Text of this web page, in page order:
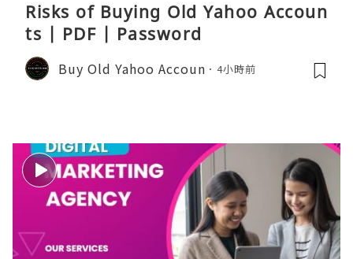
Risks of Buying Old Yahoo Accoun
ts | PDF | Password
Buy Old Yahoo Accoun 4小時前